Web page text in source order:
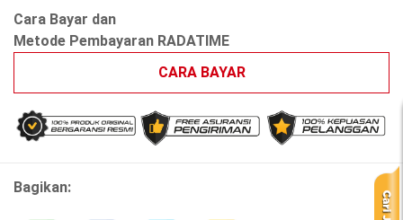
Cara Bayar dan
Metode Pembayaran RADATIME
CARA BAYAR
Bagikan: